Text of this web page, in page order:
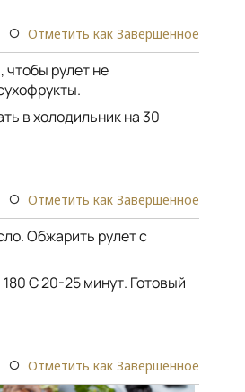
Отметить как Завершенное
чтобы рулет не
в холодильник на 30
Отметить как Завершенное
Обжарить рулет с
C 20-25 минут. Готовый
Отметить как Завершенное